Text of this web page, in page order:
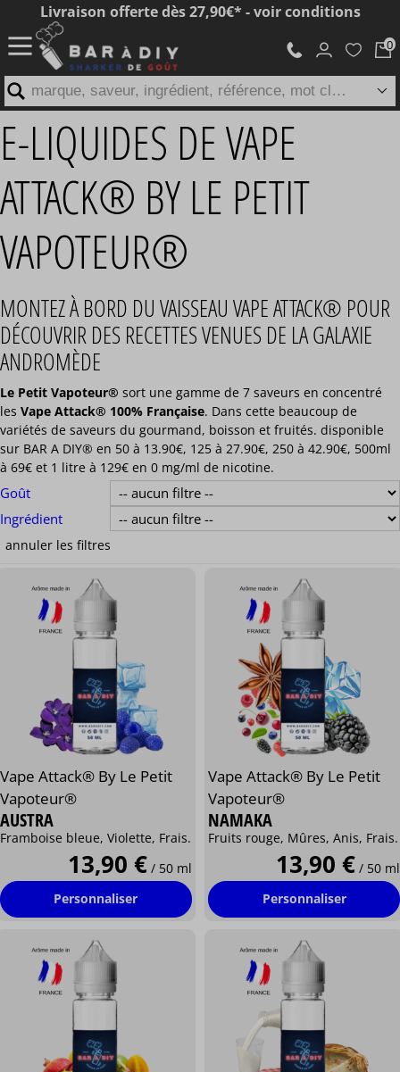
E-LIQUIDES DE VAPE
ATTACK® BY LE PETIT
VAPOTEUR®
MONTEZ À BORD DU VAISSEAU VAPE ATTACK® POUR
DÉCOUVRIR DES RECETTES VENUES DE LA GALAXIE
ANDROMÈDE
Le Petit Vapoteur® sort une gamme de 7 saveurs en concentré
les Vape Attack® 100% Française. Dans cette beaucoup de
variétés de saveurs du gourmand, boisson et fruités. disponible
sur BAR A DIY® en 50 à 13.90€, 125 à 27.90€, 250 à 42.90€, 500ml
à 69€ et 1 litre à 129€ en 0 mg/ml de nicotine.
Goût
Ingrédient
Vape Attack® By Le Petit
Vapoteur®
AUSTRA
Framboise bleue, Violette, Frais.
13,90 € / 50 ml
Personnaliser
Vape Attack® By Le Petit
Vapoteur®
NAMAKA
Fruits rouge, Mûres, Anis, Frais.
13,90 € / 50 ml
Personnaliser
Livraison offerte dès 27,90€* - voir conditions
marque, saveur, ingrédient, référence, mot clé...